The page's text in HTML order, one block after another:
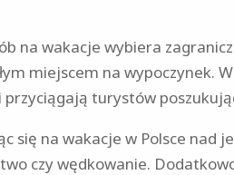
na wakacje wybiera
miejscem na wypoczynek.
turystów
się na wakacje w Polsce nad
czy wędkowanie.